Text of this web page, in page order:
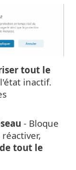
tout le
inactif.
- Bloque
tout le